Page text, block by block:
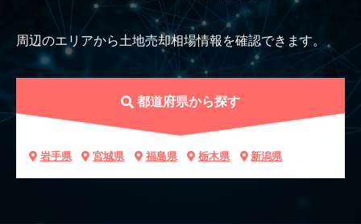
周辺のエリアから土地売却相場情報を確認できます。
都道府県から探す
岩手県 宮城県 福島県 栃木県 新潟県